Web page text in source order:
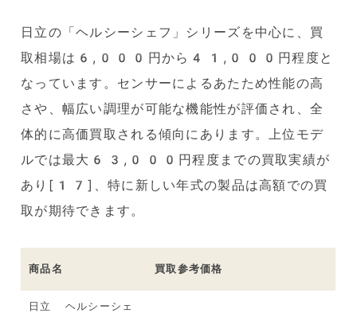
日立の「ヘルシーシェフ」シリーズを中心に、買
取相場は6,000円から41,000円程度と
なっています。センサーによるあたため性能の高
さや、幅広い調理が可能な機能性が評価され、全
体的に高価買取される傾向にあります。上位モデ
ルでは最大63,000円程度までの買取実績が
あり[17]、特に新しい年式の製品は高額での買
取が期待できます。
商品名 買取参考価格
日立 ヘルシーシェ